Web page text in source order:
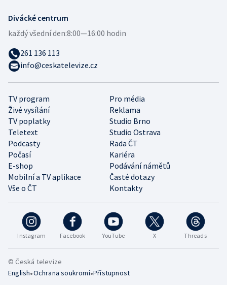
Instagram Facebook YouTube X Threads
TV program
Pro média
Živé vysílání
Reklama
TV poplatky
Studio Brno
Teletext
Studio Ostrava
Podcasty
Rada ČT
Počasí
Kariéra
E-shop
Podávání námětů
Mobilní a TV aplikace
Časté dotazy
Vše o ČT
Kontakty
Divácké centrum
každý všední den:8:00—16:00 hodin
261 136 113
info@ceskatelevize.cz
© Česká televize
English•Ochrana soukromí•Přístupnost